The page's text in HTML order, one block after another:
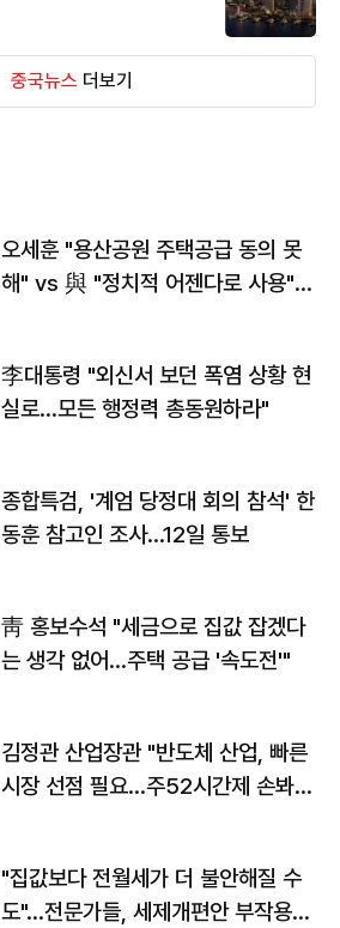
중국뉴스 더보기
오세훈 "용산공원 주택공급 동의 못
해" vs 與 "정치적 어젠다로 사용"
李대통령 "외신서 보던 폭염 상황 현
실로…모든 행정력 총동원하라"
종합특검, '계엄 당정대 회의 참석' 한
동훈 참고인 조사...12일 통보
靑 홍보수석 "세금으로 집값 잡겠다
는 생각 없어…주택 공급 '속도전'"
김정관 산업장관 "반도체 산업, 빠른
시장 선점 필요…주52시간제 손봐
"집값보다 전월세가 더 불안해질 수
도"…전문가들, 세제개편안 부작용